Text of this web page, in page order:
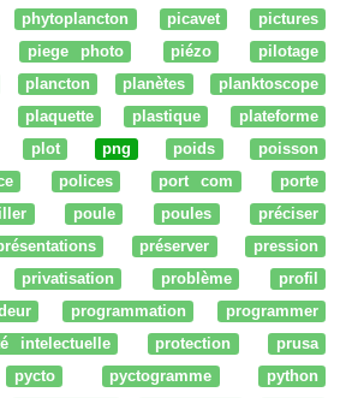
phytoplancton picavet
pictures
piege photo piézo
pilotage
plancton planètes
planktoscope
plaquette plastique
plateforme
plot png poids
poisson
polices port com
porte
poule poules
préciser
préserver
pression
privatisation problème
profil
programmation
programmer
intelectuelle protection
prusa
pycto pyctogramme
python